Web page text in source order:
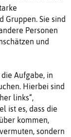
Gruppen. Sie sind
Personen
und
Aufgabe, in
Hierbei sind
links“,
ist es, dass die
kommen,
sondern